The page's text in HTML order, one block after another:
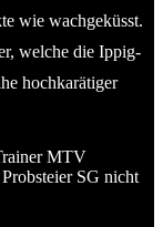
wie wachgeküsst.
welche die Ippig-
hochkarätiger